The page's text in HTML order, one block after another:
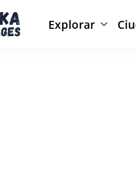
Explorar